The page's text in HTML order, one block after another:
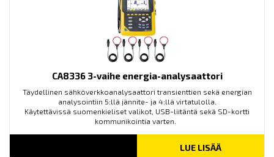
CA8336 3-vaihe energia-analysaattori
Täydellinen sähköverkkoanalysaattori transienttien sekä energian
analysointiin 5:llä jännite- ja 4:llä virtatulolla.
Käytettävissä suomenkieliset valikot, USB-liitäntä sekä SD-kortti
kommunikointia varten.
LUE LISÄÄ